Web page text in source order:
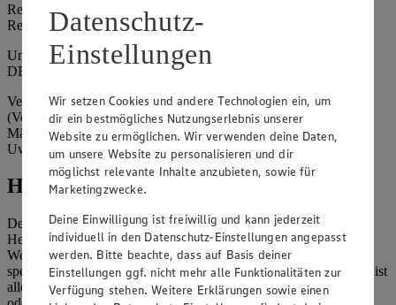
Registergericht: Amtsgericht Freiburg i.B.
Registernummer: HRA 707629
Umsatzsteuer-Identifikationsnummer gem. § 27a UStG:
DE815916131
Vertretungsberechtigte: Rainer Huber (Sprecher)
(Vorstandsmitglied), Klaus Fickert (Vorstandsmitglied), Jürgen
Mäder (Vorstandsmitglied), Patrick Mogck (Vorstandsmitglied),
Uwe Kohler
Hinweise
Der Inhalt dieser Website ist urheberrechtlich geschützt. Der
Herausgeber gewährt Ihnen jedoch das Recht, den auf dieser
Website bereitgestellten Text ganz oder ausschnittsweise zu
speichern und zu vervielfältigen. Aus Gründen des Urheberrechts ist
allerdings die Speicherung und Vervielfältigung von Bildmaterial
Datenschutz-
Einstellungen
Wir setzen Cookies und andere Technologien ein, um
dir ein bestmögliches Nutzungserlebnis unserer
Website zu ermöglichen. Wir verwenden deine Daten,
um unsere Website zu personalisieren und dir
möglichst relevante Inhalte anzubieten, sowie für
Marketingzwecke.
Deine Einwilligung ist freiwillig und kann jederzeit
individuell in den Datenschutz-Einstellungen angepasst
werden. Bitte beachte, dass auf Basis deiner
Einstellungen ggf. nicht mehr alle Funktionalitäten zur
Verfügung stehen. Weitere Erklärungen sowie einen